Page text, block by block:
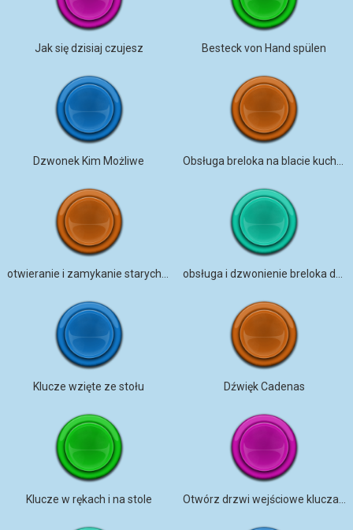
Jak się dzisiaj czujesz Besteck von Hand spülen
Dzwonek Kim Możliwe
Klucze wzięte ze stołu Dźwięk Cadenas
Klucze w rękach i na stole